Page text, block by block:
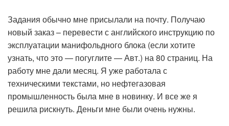
Задания обычно мне присылали на почту. Получаю
новый заказ – перевести с английского инструкцию по
эксплуатации манифольдного блока (если хотите
узнать, что это — погуглите — Авт.) на 80 страниц. На
работу мне дали месяц. Я уже работала с
техническими текстами, но нефтегазовая
промышленность была мне в новинку. И все же я
решила рискнуть. Деньги мне были очень нужны.